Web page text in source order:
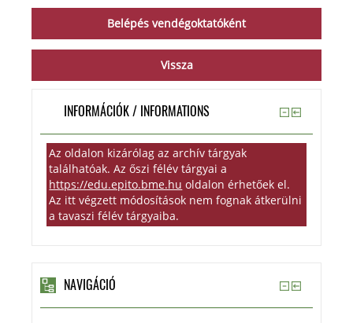
INFORMÁCIÓK / INFORMATIONS
Az oldalon kizárólag az archív tárgyak
találhatóak. Az őszi félév tárgyai a
https://edu.epito.bme.hu oldalon érhetőek el.
Az itt végzett módosítások nem fognak átkerülni
a tavaszi félév tárgyaiba.
NAVIGÁCIÓ